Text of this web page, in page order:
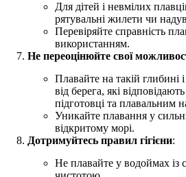
Для дітей і невмілих
рятувальні жилети чи
Перевіряйте справність
використанням.
Не переоцінюйте свої
Плавайте на такій глибині і
від берега, які
підготовці та плавальним
Уникайте плавання у
відкритому морі.
Дотримуйтесь правил гігієни:
Не плавайте у водоймах із